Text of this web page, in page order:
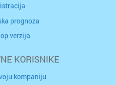
prognoza
verzija
KORISNIKE
kompaniju